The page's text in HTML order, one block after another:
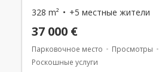
328 m² +5 местные жители
37 000 €
Парковочное место Просмотры
Роскошные услуги